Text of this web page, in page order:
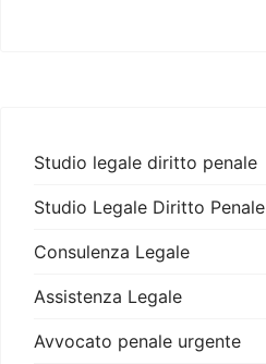
Studio legale diritto penale
Studio Legale Diritto Penale
Consulenza Legale
Assistenza Legale
Avvocato penale urgente